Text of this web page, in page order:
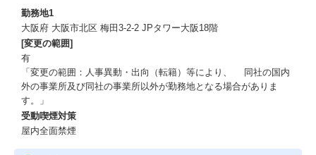
を行っていただきます。又社内公募制度等も利用し、PMO以外の
職種に社内でキャリアチェンジをすることも可能です。
ご入社後の流れ
①最長15日の入社研修
・社内手続きやルール、プロジェクトマネジメントの実践講座やP
MO未経験の方へのプログラムも用意しています。
②案件参画までの準備
勤務地1
大阪府 大阪市北区 梅田3-2-2 JPタワー大阪18階
[変更の範囲]
有
「変更の範囲：人事異動・出向（転籍）等により、 同社の国内
外の事業所及び同社の事業所以外が勤務地となる場合がありま
す。」
受動喫煙対策
屋内全面禁煙